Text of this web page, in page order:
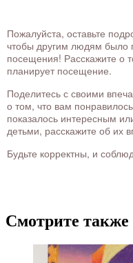
Пожалуйста, оставьте
чтобы другим людям было
посещения! Расскажите о
планирует посещение.
Поделитесь с своими
о том, что вам
показалось интересным
детьми, расскажите об их
Будьте корректны, и
Смотрите